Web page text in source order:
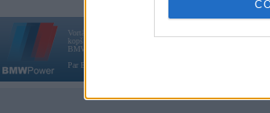
Vortāls BMWPower.lv darbojas
kopš 2002. gada 14. maija. Tas nav auto klubs un nav saistīts
BMW AG.
Par BMWPower